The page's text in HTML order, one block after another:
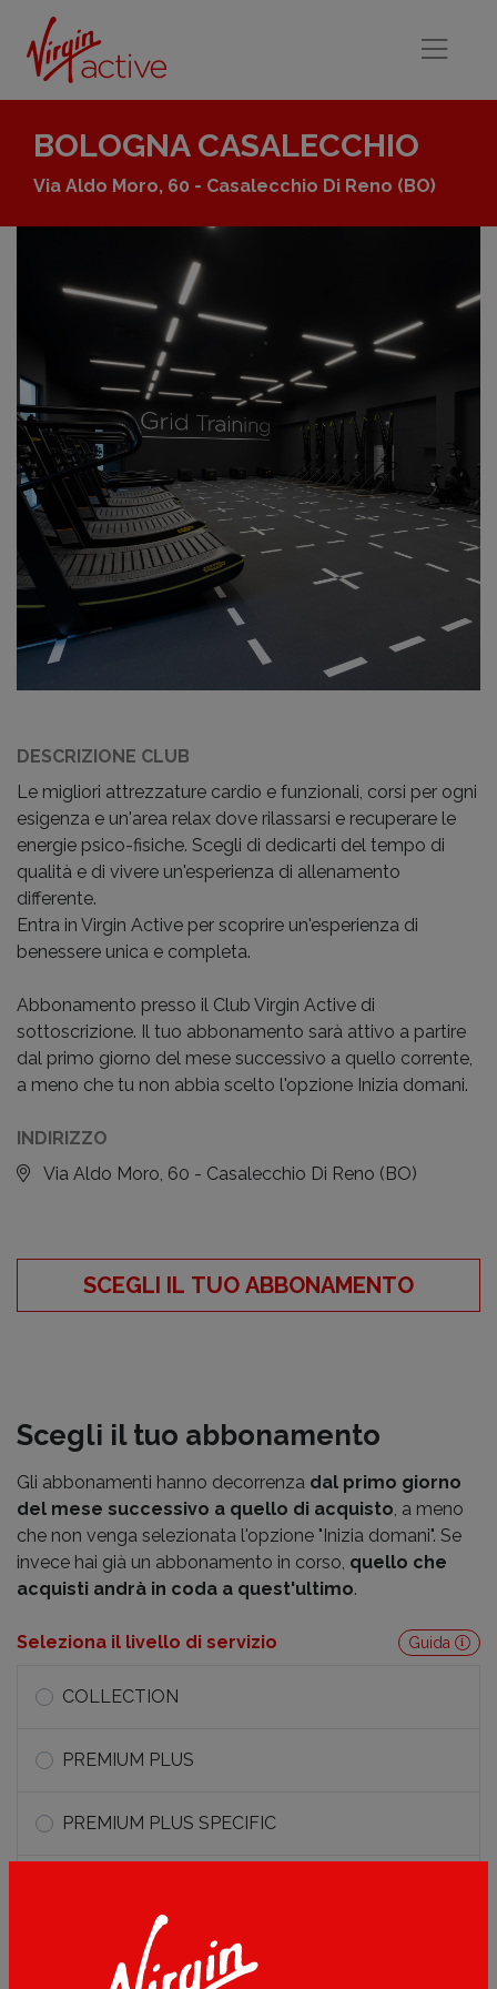
BOLOGNA CASALECCHIO
Via Aldo Moro, 60 - Casalecchio Di Reno (BO)
DESCRIZIONE CLUB
Le migliori attrezzature cardio e funzionali, corsi per ogni
esigenza e un'area relax dove rilassarsi e recuperare le
energie psico-fisiche. Scegli di dedicarti del tempo di
qualità e di vivere un'esperienza di allenamento
differente.
Entra in Virgin Active per scoprire un'esperienza di
benessere unica e completa.
Abbonamento presso il Club Virgin Active di
sottoscrizione. Il tuo abbonamento sarà attivo a partire
dal primo giorno del mese successivo a quello corrente,
a meno che tu non abbia scelto l'opzione Inizia domani.
INDIRIZZO
Via Aldo Moro, 60 - Casalecchio Di Reno (BO)
SCEGLI IL TUO ABBONAMENTO
Scegli il tuo abbonamento
Gli abbonamenti hanno decorrenza dal primo giorno
del mese successivo a quello di acquisto, a meno
che non venga selezionata l'opzione "Inizia domani". Se
invece hai già un abbonamento in corso, quello che
acquisti andrà in coda a quest'ultimo.
Seleziona il livello di servizio Guida
COLLECTION
PREMIUM PLUS
PREMIUM PLUS SPECIFIC
GYM TRAINING